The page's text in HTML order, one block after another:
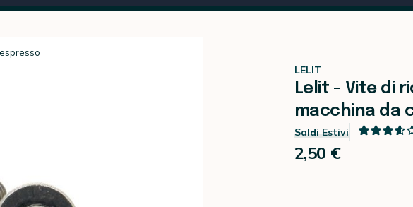
LELIT
Lelit - Vite di
macchina da
Saldi Estivi
2,50 €